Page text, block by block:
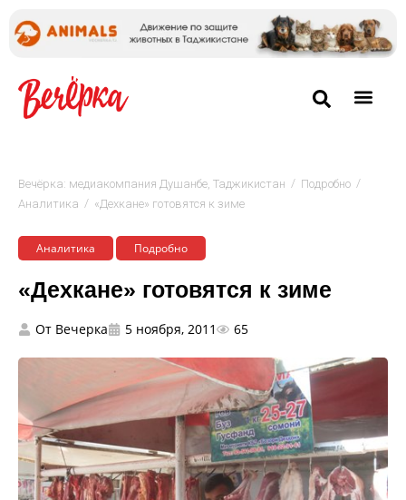
Вечёрка: медиакомпания Душанбе, Таджикистан / Подробно /
Аналитика / «Дехкане» готовятся к зиме
Аналитика Подробно
«Дехкане» готовятся к зиме
От Вечерка 5 ноября, 2011 65